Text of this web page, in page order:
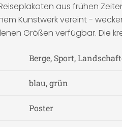
aus frühen
Kunstwerk vereint -
Größen verfügbar. Die
Berge, Sport,
blau, grün
Poster